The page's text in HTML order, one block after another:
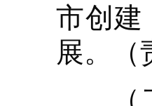
市创建
展。（
（二